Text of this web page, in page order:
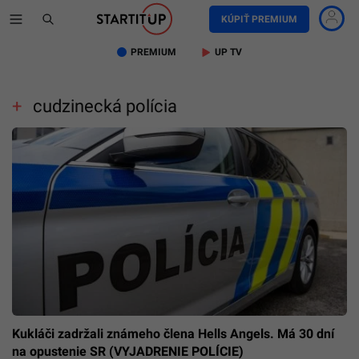
KÚPIŤ PREMIUM
PREMIUM UP TV
cudzinecká polícia
Kukláči zadržali známeho člena Hells Angels. Má 30 dní
na opustenie SR (VYJADRENIE POLÍCIE)